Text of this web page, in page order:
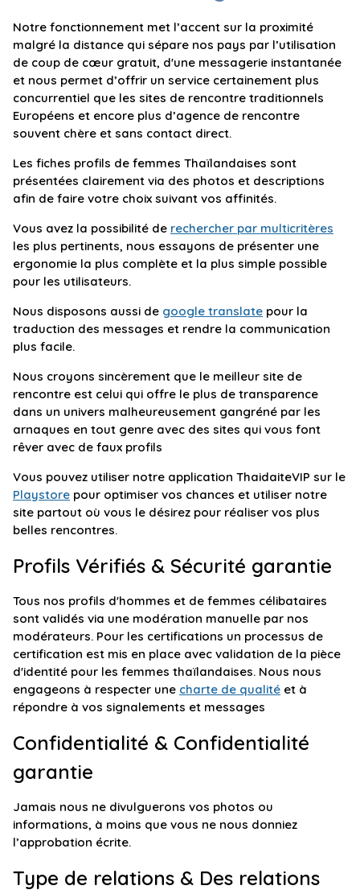
Notre fonctionnement met l’accent sur la proximité
malgré la distance qui sépare nos pays par l’utilisation
de coup de cœur gratuit, d'une messagerie instantanée
et nous permet d’offrir un service certainement plus
concurrentiel que les sites de rencontre traditionnels
Européens et encore plus d’agence de rencontre
souvent chère et sans contact direct.
Les fiches profils de femmes Thaïlandaises sont
présentées clairement via des photos et descriptions
afin de faire votre choix suivant vos affinités.
Vous avez la possibilité de rechercher par multicritères
les plus pertinents, nous essayons de présenter une
ergonomie la plus complète et la plus simple possible
pour les utilisateurs.
Nous disposons aussi de google translate pour la
traduction des messages et rendre la communication
plus facile.
Nous croyons sincèrement que le meilleur site de
rencontre est celui qui offre le plus de transparence
dans un univers malheureusement gangréné par les
arnaques en tout genre avec des sites qui vous font
rêver avec de faux profils
Vous pouvez utiliser notre application ThaidaiteVIP sur le
Playstore pour optimiser vos chances et utiliser notre
site partout où vous le désirez pour réaliser vos plus
belles rencontres.
Profils Vérifiés & Sécurité garantie
Tous nos profils d'hommes et de femmes célibataires
sont validés via une modération manuelle par nos
modérateurs. Pour les certifications un processus de
certification est mis en place avec validation de la pièce
d'identité pour les femmes thaïlandaises. Nous nous
engageons à respecter une charte de qualité et à
répondre à vos signalements et messages
Confidentialité & Confidentialité
garantie
Jamais nous ne divulguerons vos photos ou
informations, à moins que vous ne nous donniez
l’approbation écrite.
Type de relations & Des relations